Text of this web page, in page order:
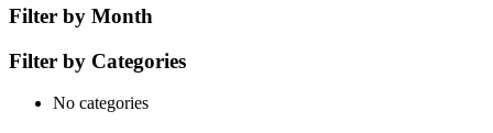
Filter by Month
Filter by Categories
No categories